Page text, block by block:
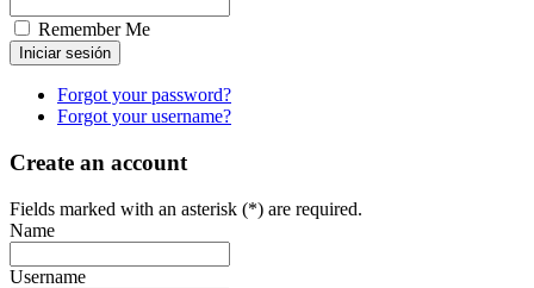
Remember Me
Forgot your password?
Forgot your username?
Create an account
Fields marked with an asterisk (*) are required.
Name
Username